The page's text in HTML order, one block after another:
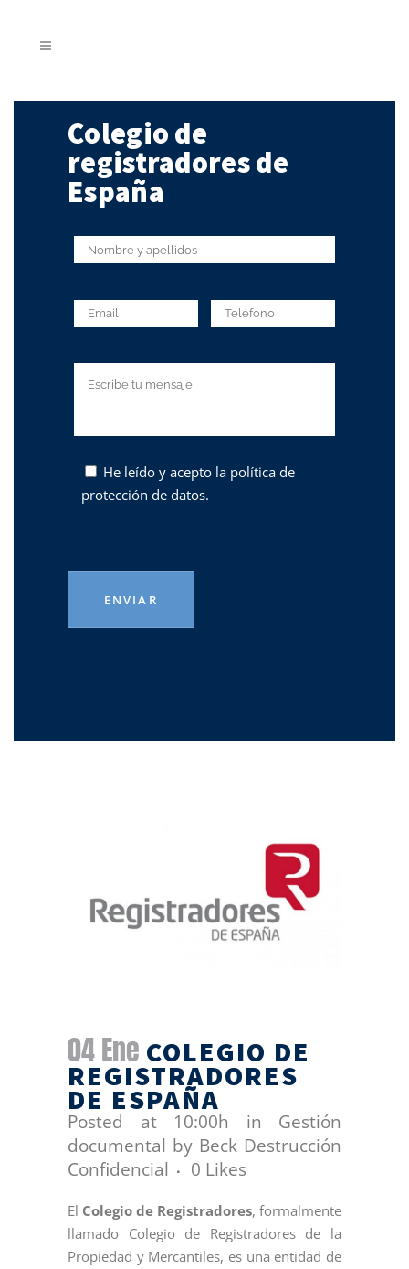
Colegio de
registradores de
España
He leído y acepto la política de
protección de datos.
04 Ene COLEGIO DE
REGISTRADORES
DE ESPAÑA
Posted at 10:00h in Gestión
documental by Beck Destrucción
Confidencial
0 Likes
El Colegio de Registradores, formalmente
llamado Colegio de Registradores de la
Propiedad y Mercantiles, es una entidad de